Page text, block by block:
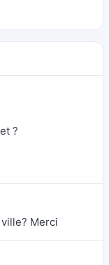
?
Merci